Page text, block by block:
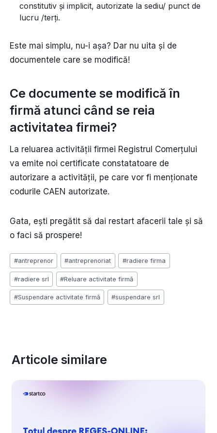
constitutiv și implicit, autorizate la sediu/ punct de
lucru /terți.
Este mai simplu, nu-i așa? Dar nu uita și de
documentele care se modifică!
Ce documente se modifică în
firmă atunci când se reia
activitatea firmei?
La reluarea activității firmei Registrul Comerțului
va emite noi certificate constatatoare de
autorizare a activității, pe care vor fi menționate
codurile CAEN autorizate.
Gata, ești pregătit să dai restart afacerii tale și să
o faci să prospere!
Post
Tags:
#antreprenor #antreprenoriat #radiere firma
#radiere srl #Reluare activitate firmă
#Suspendare activitate firmă #suspendare srl
Articole similare